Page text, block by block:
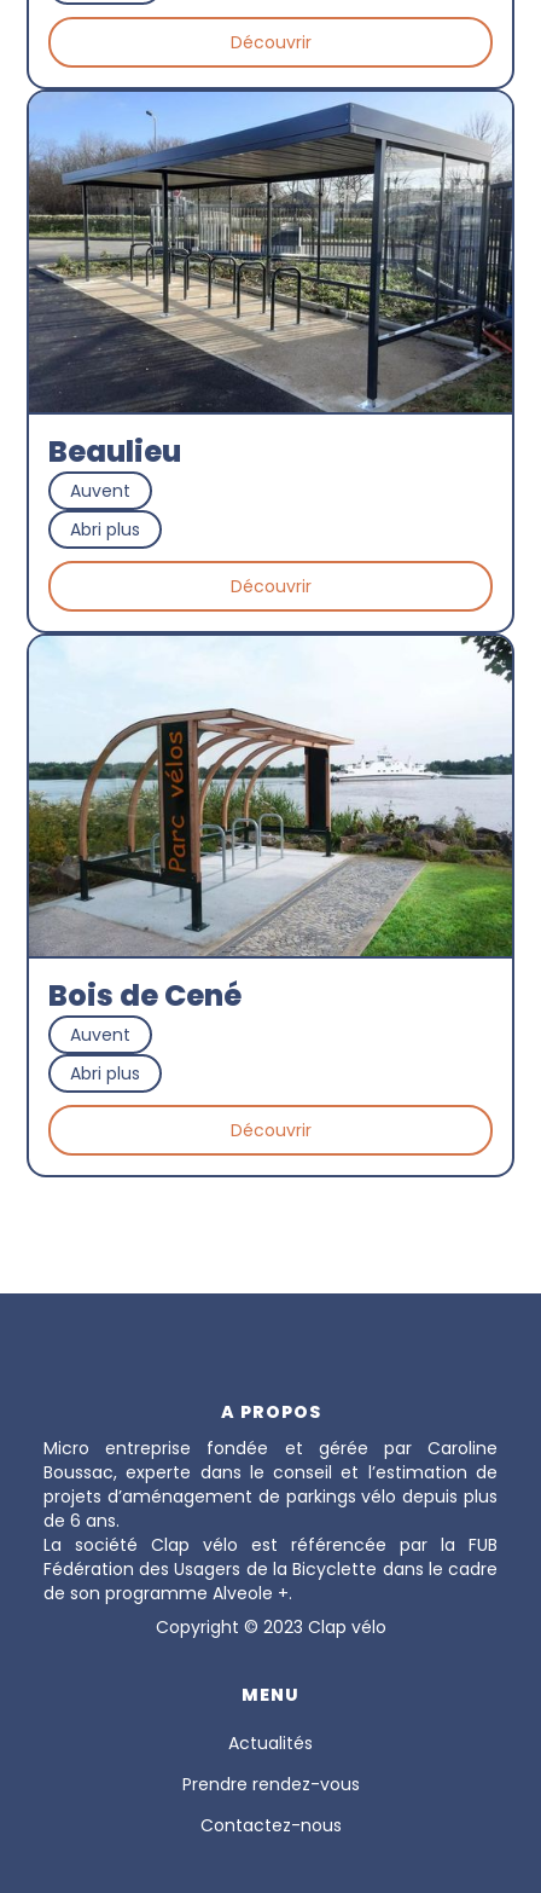
Découvrir
Beaulieu
Auvent
Abri plus
Découvrir
Bois de Cené
Auvent
Abri plus
Découvrir
A PROPOS
Micro entreprise fondée et gérée par Caroline
Boussac, experte dans le conseil et l’estimation de
projets d’aménagement de parkings vélo depuis plus
de 6 ans.
La société Clap vélo est référencée par la FUB
Fédération des Usagers de la Bicyclette dans le cadre
de son programme Alveole +.
Copyright © 2023 Clap vélo
MENU
Actualités
Prendre rendez-vous
Contactez-nous